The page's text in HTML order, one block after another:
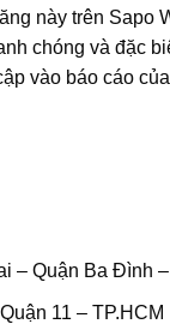
này trên Sapo
chóng và đặc
vào báo cáo
– Quận Ba Đình
11 – TP.HCM